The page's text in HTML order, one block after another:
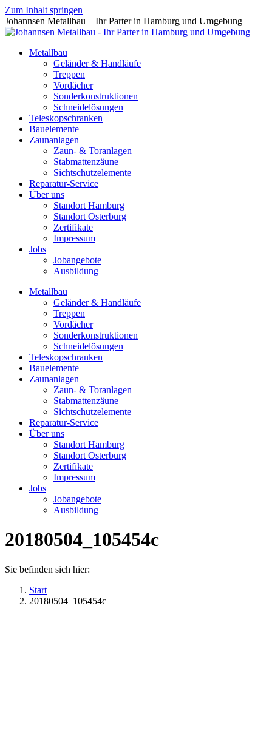
Zum Inhalt springen
Johannsen Metallbau – Ihr Parter in Hamburg und Umgebung
Metallbau
Geländer & Handläufe
Treppen
Vordächer
Sonderkonstruktionen
Schneidelösungen
Teleskopschranken
Bauelemente
Zaunanlagen
Zaun- & Toranlagen
Stabmattenzäune
Sichtschutzelemente
Reparatur-Service
Über uns
Standort Hamburg
Standort Osterburg
Zertifikate
Impressum
Jobs
Jobangebote
Ausbildung
Metallbau
Geländer & Handläufe
Treppen
Vordächer
Sonderkonstruktionen
Schneidelösungen
Teleskopschranken
Bauelemente
Zaunanlagen
Zaun- & Toranlagen
Stabmattenzäune
Sichtschutzelemente
Reparatur-Service
Über uns
Standort Hamburg
Standort Osterburg
Zertifikate
Impressum
Jobs
Jobangebote
Ausbildung
20180504_105454c
Sie befinden sich hier:
Start
20180504_105454c